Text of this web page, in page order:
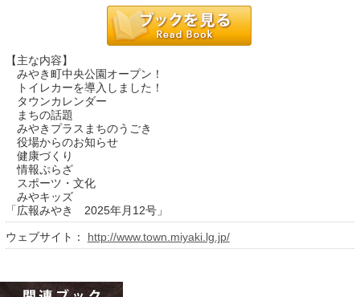
キーワード
【主な内容】
みやき町中央公園オープン！
トイレカーを導入しました！
タウンカレンダー
まちの話題
みやきプラスまちのうごき
役場からのお知らせ
健康づくり
情報ぷらざ
スポーツ・文化
みやキッズ
「広報みやき 2025年月12号」
ウェブサイト： http://www.town.miyaki.lg.jp/
↓↓ ebooks専用本棚 ↓↓